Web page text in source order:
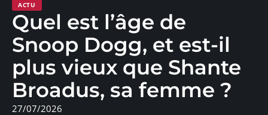
ACTU
Quel est l’âge de
Snoop Dogg, et est-il
plus vieux que Shante
Broadus, sa femme ?
27/07/2026